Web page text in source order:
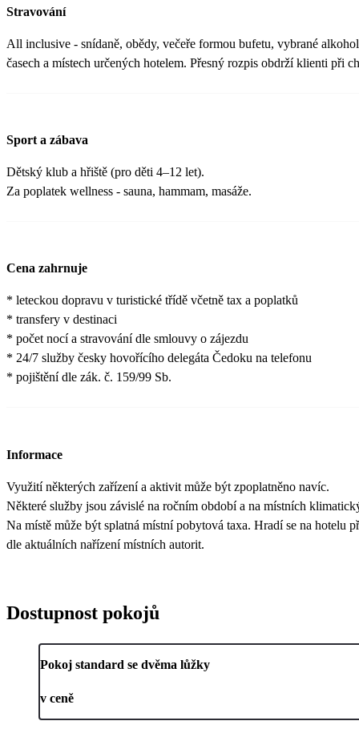
Stravování
All inclusive - snídaně, obědy, večeře formou bufetu, vybrané
časech a místech určených hotelem. Přesný rozpis obdrží klienti při
Sport a zábava
Dětský klub a hřiště (pro děti 4–12 let).
Za poplatek wellness - sauna, hammam, masáže.
Cena zahrnuje
* leteckou dopravu v turistické třídě včetně tax a poplatků
* transfery v destinaci
* počet nocí a stravování dle smlouvy o zájezdu
* 24/7 služby česky hovořícího delegáta Čedoku na telefonu
* pojištění dle zák. č. 159/99 Sb.
Informace
Využití některých zařízení a aktivit může být zpoplatněno navíc.
Některé služby jsou závislé na ročním období a na místních
Na místě může být splatná místní pobytová taxa. Hradí se na hotelu
dle aktuálních nařízení místních autorit.
Dostupnost pokojů
Pokoj standard se dvěma lůžky
v ceně